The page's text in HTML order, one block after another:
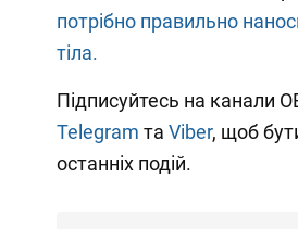
потрібно правильно
тіла.
Підписуйтесь на канали
Telegram та Viber, щоб
останніх подій.